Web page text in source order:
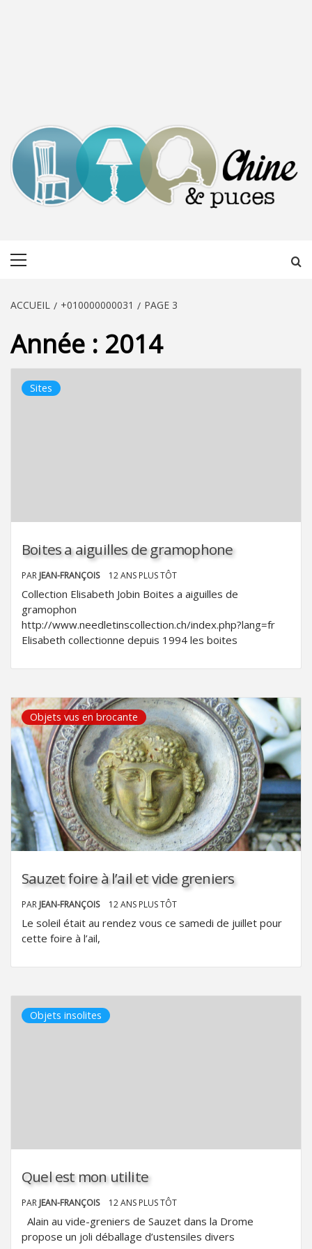
ACCUEIL +010000000031 PAGE 3
Année : 2014
Sites
Boites a aiguilles de gramophone
PAR JEAN-FRANÇOIS 12 ANS PLUS TÔT
Collection Elisabeth Jobin Boites a aiguilles de
gramophon
http://www.needletinscollection.ch/index.php?lang=fr
Elisabeth collectionne depuis 1994 les boites
Objets vus en brocante
Sauzet foire à l’ail et vide greniers
PAR JEAN-FRANÇOIS 12 ANS PLUS TÔT
Le soleil était au rendez vous ce samedi de juillet pour
cette foire à l’ail,
Objets insolites
Quel est mon utilite
PAR JEAN-FRANÇOIS 12 ANS PLUS TÔT
Alain au vide-greniers de Sauzet dans la Drome
propose un joli déballage d’ustensiles divers